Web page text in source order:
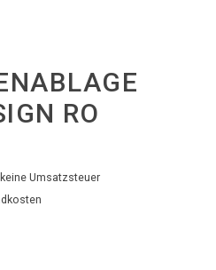
RO
Umsatzsteuer